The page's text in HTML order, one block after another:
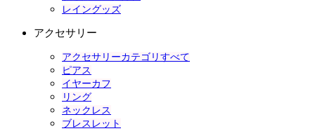
レイングッズ
アクセサリー
アクセサリーカテゴリすべて
ピアス
イヤーカフ
リング
ネックレス
ブレスレット